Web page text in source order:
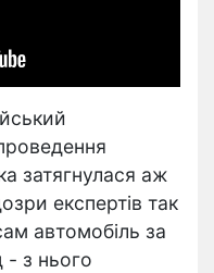
затягнулася аж
експертів так
автомобіль за
- з нього